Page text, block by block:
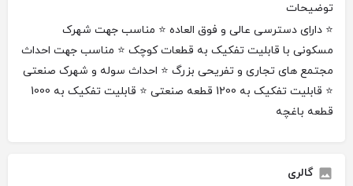
توضیحات
⭐ دارای دسترسی عالی و فوق العاده ⭐ مناسب جهت شهرک
مسکونی با قابلیت تفکیک به قطعات کوچک ⭐ مناسب جهت احداث
مجتمع های تجاری و تفریحی بزرگ ⭐ احداث سوله و شهرک صنعتی
⭐ قابلیت تفکیک به 1200 قطعه صنعتی ⭐ قابلیت تفکیک به 1000
قطعه باغچه
گالری